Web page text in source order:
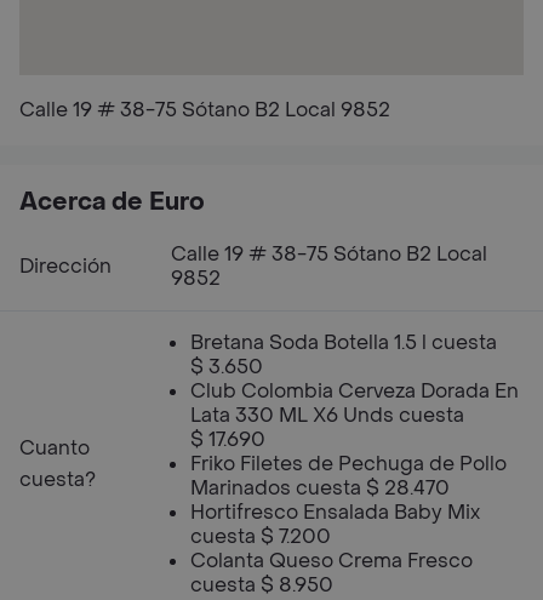
Calle 19 # 38-75 Sótano B2 Local 9852
Acerca de Euro
Dirección
Calle 19 # 38-75 Sótano B2 Local
9852
Cuanto
cuesta?
Bretana Soda Botella 1.5 l cuesta
$ 3.650
Club Colombia Cerveza Dorada En
Lata 330 ML X6 Unds cuesta
$ 17.690
Friko Filetes de Pechuga de Pollo
Marinados cuesta $ 28.470
Hortifresco Ensalada Baby Mix
cuesta $ 7.200
Colanta Queso Crema Fresco
cuesta $ 8.950